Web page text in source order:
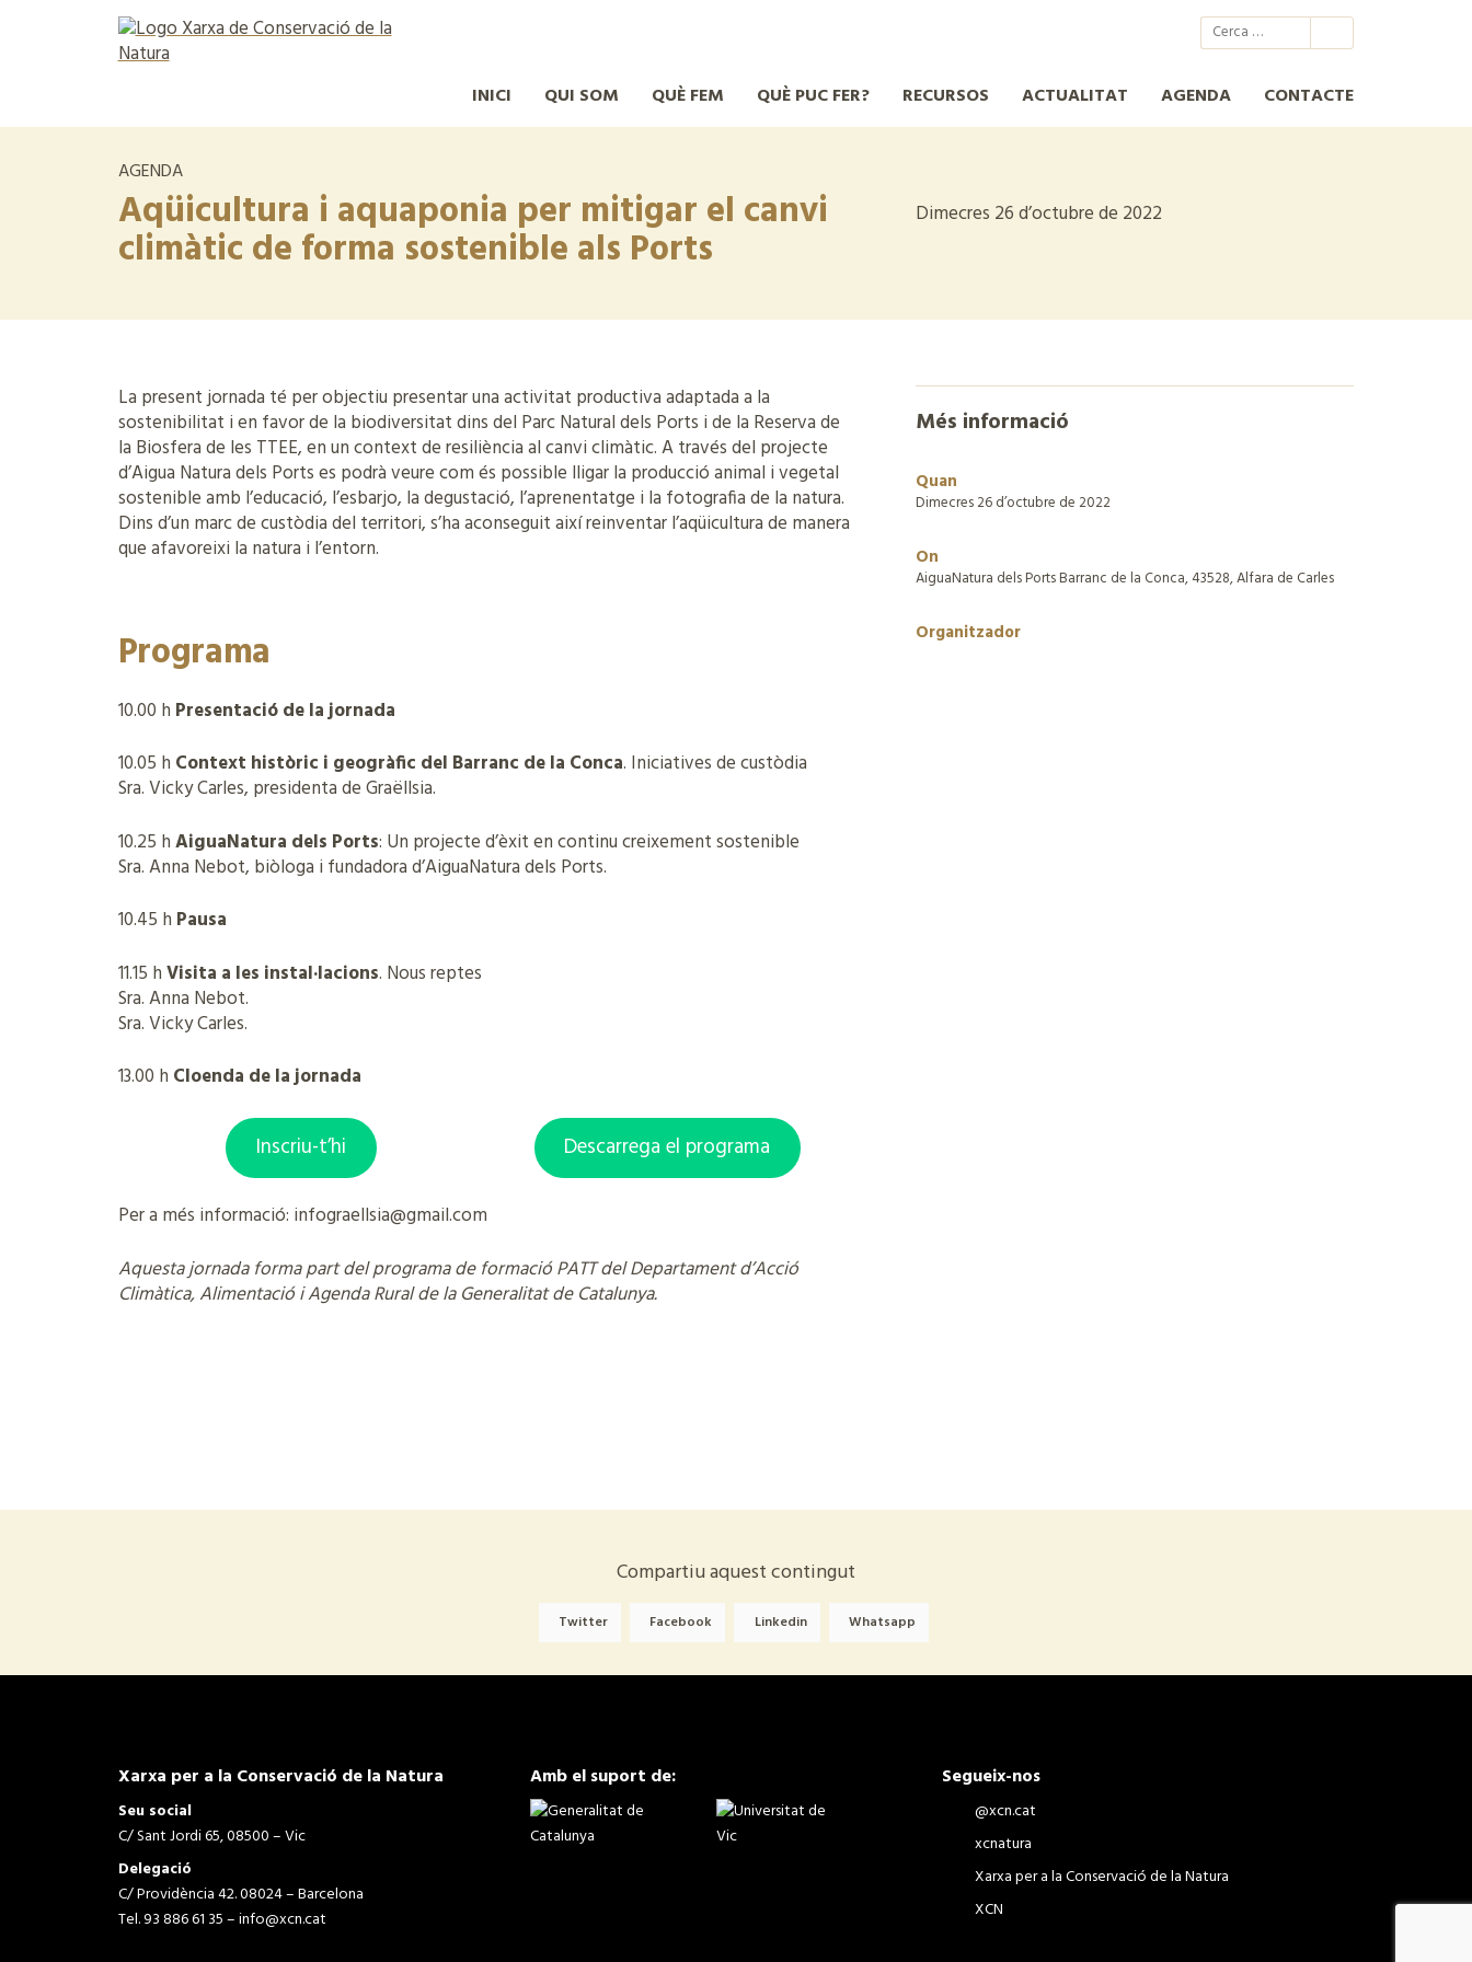
Xarxa per a la Conservació de la Natura
INICI QUI SOM QUÈ FEM QUÈ PUC FER? RECURSOS ACTUALITAT AGENDA CONTACTE
AGENDA
Aqüicultura i aquaponia per mitigar el canvi
climàtic de forma sostenible als Ports
Dimecres 26 d’octubre de 2022
La present jornada té per objectiu presentar una activitat productiva adaptada a la
sostenibilitat i en favor de la biodiversitat dins del Parc Natural dels Ports i de la Reserva de
la Biosfera de les TTEE, en un context de resiliència al canvi climàtic. A través del projecte
d’Aigua Natura dels Ports es podrà veure com és possible lligar la producció animal i vegetal
sostenible amb l’educació, l’esbarjo, la degustació, l’aprenentatge i la fotografia de la natura.
Dins d’un marc de custòdia del territori, s’ha aconseguit així reinventar l’aqüicultura de manera
que afavoreixi la natura i l’entorn.
Programa
10.00 h Presentació de la jornada
10.05 h Context històric i geogràfic del Barranc de la Conca. Iniciatives de custòdia
Sra. Vicky Carles, presidenta de Graëllsia.
10.25 hAiguaNatura dels Ports: Un projecte d’èxit en continu creixement sostenible
Sra. Anna Nebot, biòloga i fundadora d’AiguaNatura dels Ports.
10.45 h Pausa
11.15 hVisita a les instal·lacions. Nous reptes
Sra. Anna Nebot.
Sra. Vicky Carles.
13.00 h Cloenda de la jornada
Inscriu-t’hi Descarrega el programa
Per a més informació: infograellsia@gmail.com
Aquesta jornada forma part del programa de formació PATT del Departament d’Acció
Climàtica, Alimentació i Agenda Rural de la Generalitat de Catalunya.
Més informació
Quan
Dimecres 26 d’octubre de 2022
On
AiguaNatura dels Ports Barranc de la Conca, 43528, Alfara de Carles
Organitzador
Compartiu aquest contingut
Twitter Facebook Linkedin Whatsapp
Xarxa per a la Conservació de la Natura
Seu social
C/ Sant Jordi 65, 08500 – Vic
Delegació
C/ Providència 42. 08024 – Barcelona
Tel. 93 886 61 35 –info@xcn.cat
Amb el suport de: Segueix-nos
@xcn.cat
xcnatura
Xarxa per a la Conservació de la Natura
XCN